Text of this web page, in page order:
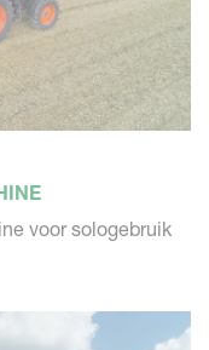
voor sologebruik